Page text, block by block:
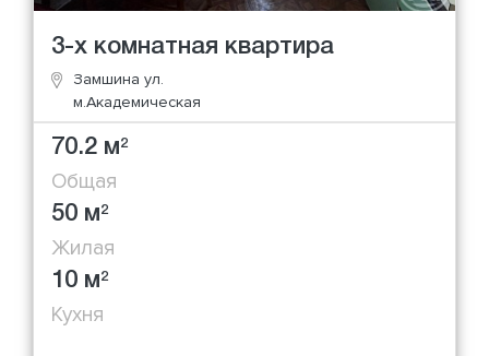
3-х комнатная квартира
Замшина ул.
м.Академическая
70.2 м2
Общая
50 м2
Жилая
10 м2
Кухня